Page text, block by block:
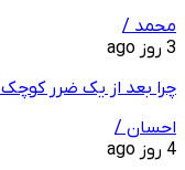
محمد /
3 روز ago
چرا بعد از یک ضرر
احسان /
4 روز ago